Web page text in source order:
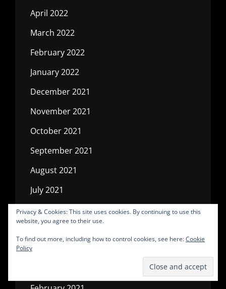
April 2022
March 2022
February 2022
January 2022
December 2021
November 2021
October 2021
September 2021
August 2021
July 2021
June 2021
April 2021
Privacy & Cookies: This site uses cookies. By continuing to use this
website, you agree to their use.
To find out more, including how to control cookies, see here:Cookie
Policy